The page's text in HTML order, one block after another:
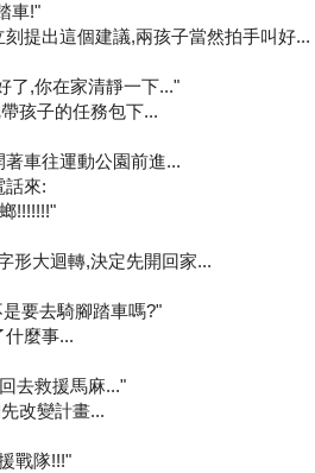
車!"
刻提出這個建議,兩孩子當然拍手叫好...
了,你在家清靜一下..."
孩子的任務包下...
車往運動公園前進...
話來:
!!!!!!!"
形大迴轉,決定先開回家...
要去騎腳踏車嗎?"
什麼事...
去救援馬麻..."
改變計畫...
戰隊!!!"